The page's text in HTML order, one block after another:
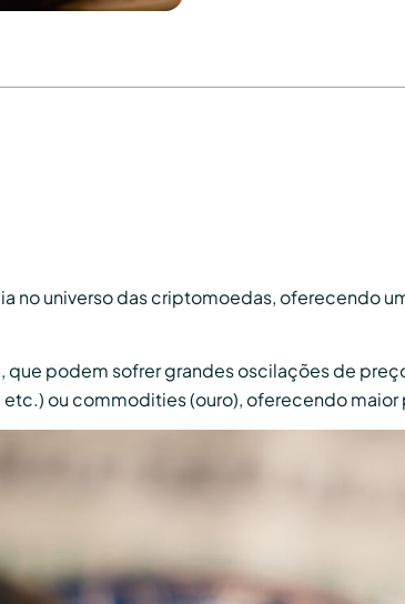
no universo das criptomoedas, oferecendo
podem sofrer grandes oscilações de
ou commodities (ouro), oferecendo